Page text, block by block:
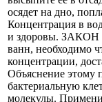
осядет на дно,
Концентрация в
и здоровы. ЗАКОН -
ванн, необходимо
концентрации,
Объяснение этому
бактериальную
молекулы.